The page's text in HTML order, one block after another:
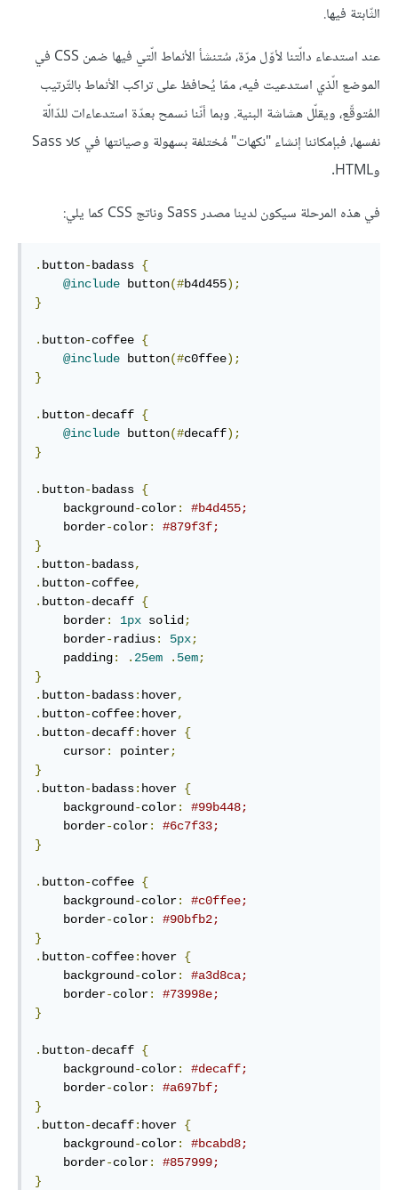
الثّابتة فيها.
عند استدعاء دالّتنا لأوّل مرّة، سُتنشأ الأنماط الّتي فيها ضمن CSS في
الموضع الّذي استدعيت فيه، ممّا يُحافظ على تراكب الأنماط بالتّرتيب
المُتوقّع، ويقلّل هشاشة البنية. وبما أنّنا نسمح بعدّة استدعاءات للدّالّة
نفسها، فبإمكاننا إنشاء "نكهات" مُختلفة بسهولة وصيانتها في كلا Sass
وHTML.
في هذه المرحلة سيكون لدينا مصدر Sass وناتج CSS كما يلي:
. button-badass {
@include button(#b4d455);
}
. button-coffee {
@include button(#c0ffee);
}
. button-decaff {
@include button(#decaff);
}
. button-badass {
    background
-color:
#b4d455;
    border
-color:
#879f3f;
}
. button-badass,
. button-coffee,
. button-decaff {
    border
: 1px solid ;
    border
-radius: 5px;
    padding
: . 25em . 5em;
}
. button-badass: hover,
. button-coffee: hover,
. button-decaff: hover {
    cursor
: pointer;
}
. button-badass: hover {
    background
-color:
#99b448;
    border
-color:
#6c7f33;
}
. button-coffee {
    background
-color:
#c0ffee;
    border
-color:
#90bfb2;
}
. button-coffee: hover {
    background
-color:
#a3d8ca;
    border
-color:
#73998e;
}
. button-decaff {
    background
-color:
#decaff;
    border
-color:
#a697bf;
}
. button-decaff: hover {
    background
-color:
#bcabd8;
    border
-color:
#857999;
}